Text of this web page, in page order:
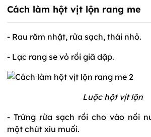
Cách làm hột vịt lộn rang me
- Rau răm nhặt, rửa sạch, thái nhỏ.
- Lạc rang se vỏ rồi giã dập.
Luộc hột vịt lộn
- Trứng rửa sạch rồi cho vào nồi
một chút xíu muối.